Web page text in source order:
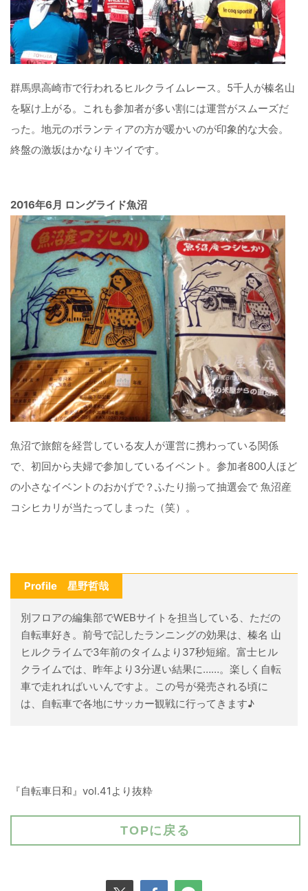
群馬県高崎市で行われるヒルクライムレース。5千人が榛名山
を駆け上がる。これも参加者が多い割には運営がスムーズだ
った。地元のボランティアの方が暖かいのが印象的な大会。
終盤の激坂はかなりキツイです。
2016年6月 ロングライド魚沼
魚沼で旅館を経営している友人が運営に携わっている関係
で、初回から夫婦で参加しているイベント。参加者800人ほど
の小さなイベントのおかげで？ふたり揃って抽選会で 魚沼産
コシヒカリが当たってしまった（笑）。
Profile 星野哲哉
別フロアの編集部でWEBサイトを担当している、ただの
自転車好き。前号で記したランニングの効果は、榛名 山
ヒルクライムで3年前のタイムより37秒短縮。富士ヒル
クライムでは、昨年より3分遅い結果に……。楽しく自転
車で走れればいいんですよ。この号が発売される頃に
は、自転車で各地にサッカー観戦に行ってきます♪
『自転車日和』vol.41より抜粋
TOPに戻る